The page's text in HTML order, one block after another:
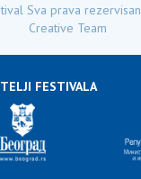
Sva prava
Creative Team
FESTIVALA